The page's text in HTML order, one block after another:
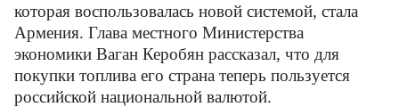
которая воспользовалась новой системой, стала
Армения. Глава местного Министерства
экономики Ваган Керобян рассказал, что для
покупки топлива его страна теперь пользуется
российской национальной валютой.